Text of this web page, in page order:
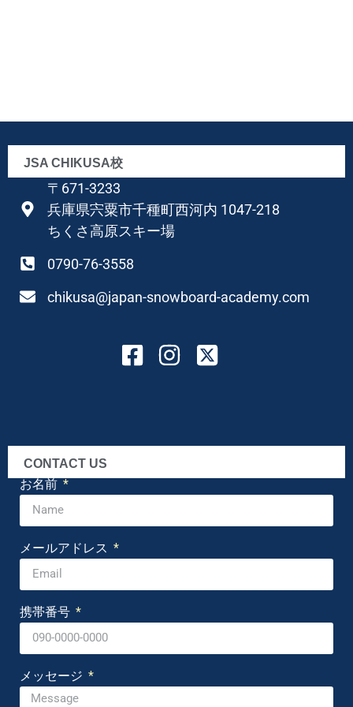
JSA CHIKUSA校
〒671-3233
兵庫県宍粟市千種町西河内 1047-218
ちくさ高原スキー場
0790-76-3558
chikusa@japan-snowboard-academy.com
CONTACT US
お名前
メールアドレス
携帯番号
メッセージ